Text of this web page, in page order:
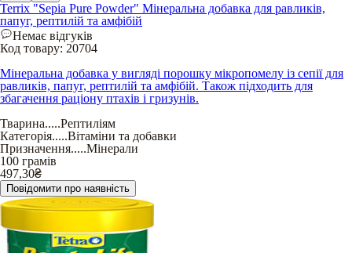
Terrix "Sepia Pure Powder" Мінеральна добавка для равликів,
папуг, рептилій та амфібій
Немає відгуків
Код товару: 20704
Мінеральна добавка у вигляді порошку мікропомелу із сепії для
равликів, папуг, рептилій та амфібій. Також підходить для
збагачення раціону птахів і гризунів.
Тварина.....Рептиліям
Категорія.....Вітаміни та добавки
Призначення.....Мінерали
100 грамів
497,30₴
Повідомити про наявність